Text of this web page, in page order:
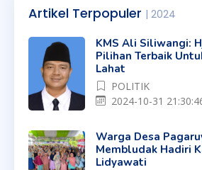
Artikel Terpopuler | 2024
KMS Ali Siliwangi:
Pilihan Terbaik
Lahat
POLITIK
2024-10-31
Warga Desa
Membludak Hadiri
Lidyawati